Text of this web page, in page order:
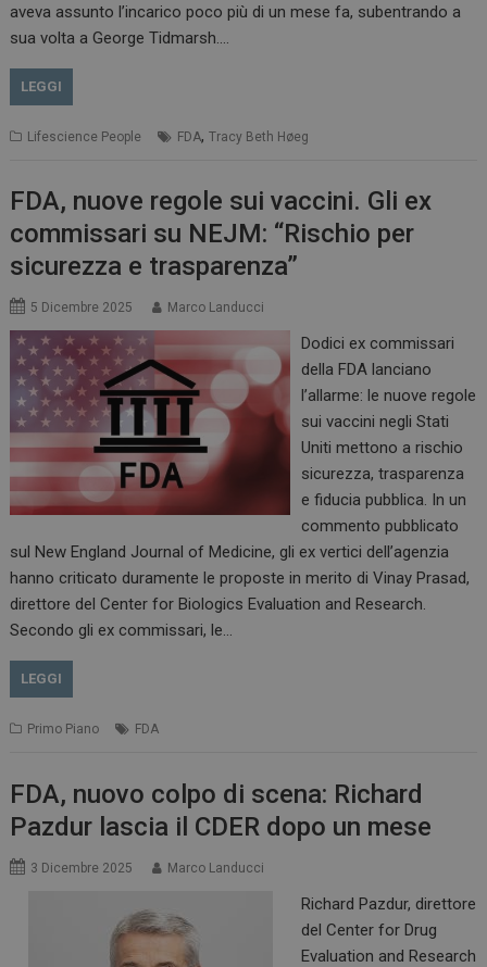
aveva assunto l’incarico poco più di un mese fa, subentrando a
sua volta a George Tidmarsh.…
LEGGI
Lifescience People FDA,Tracy Beth Høeg
FDA, nuove regole sui vaccini. Gli ex
commissari su NEJM: “Rischio per
sicurezza e trasparenza”
5 Dicembre 2025 Marco Landucci
Dodici ex commissari
della FDA lanciano
l’allarme: le nuove regole
sui vaccini negli Stati
Uniti mettono a rischio
sicurezza, trasparenza
e fiducia pubblica. In un
commento pubblicato
sul New England Journal of Medicine, gli ex vertici dell’agenzia
hanno criticato duramente le proposte in merito di Vinay Prasad,
direttore del Center for Biologics Evaluation and Research.
Secondo gli ex commissari, le…
LEGGI
Primo Piano FDA
FDA, nuovo colpo di scena: Richard
Pazdur lascia il CDER dopo un mese
3 Dicembre 2025 Marco Landucci
Richard Pazdur, direttore
del Center for Drug
Evaluation and Research